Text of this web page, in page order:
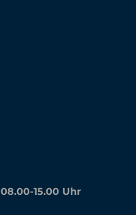
08.00-15.00 Uhr